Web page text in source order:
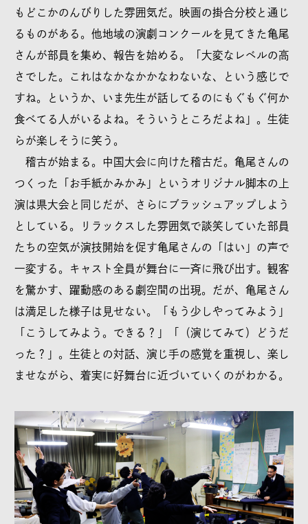
もどこかのんびりした雰囲気だ。映画の掛合分校と通じ
るものがある。他地域の演劇コンクールを見てきた亀尾
さんが部員を集め、報告を始める。「大変なレベルの高
さでした。これはなかなかかなわないな、という感じで
すね。というか、いま先生が話してるのにもぐもぐ何か
食べてる人がいるよね。そういうところだよね」。生徒
らが楽しそうに笑う。
稽古が始まる。中国大会に向けた稽古だ。亀尾さんの
つくった「お手紙かみかみ」というオリジナル脚本の上
演は県大会と同じだが、さらにブラッシュアップしよう
としている。リラックスした雰囲気で談笑していた部員
たちの空気が演技開始を促す亀尾さんの「はい」の声で
一変する。キャスト全員が舞台に一斉に飛び出す。観客
を驚かす、躍動感のある劇空間の出現。だが、亀尾さん
は満足した様子は見せない。「もう少しやってみよう」
「こうしてみよう。できる？」「（演じてみて）どうだ
った？」。生徒との対話、演じ手の感覚を重視し、楽し
ませながら、着実に好舞台に近づいていくのがわかる。